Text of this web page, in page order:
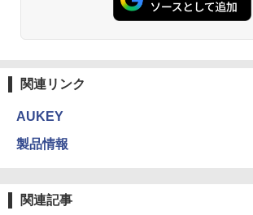
関連リンク
AUKEY
製品情報
関連記事